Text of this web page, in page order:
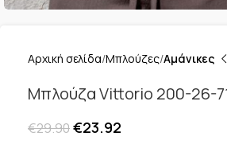
Αρχική σελίδα Μπλούζες Αμάνικες
Μπλούζα Vittorio 200-26-
€29.90€23.92